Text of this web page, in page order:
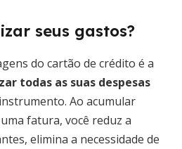
seus gastos?
do cartão de crédito é a
todas as suas despesas
Ao acumular
fatura, você reduz a
elimina a necessidade de